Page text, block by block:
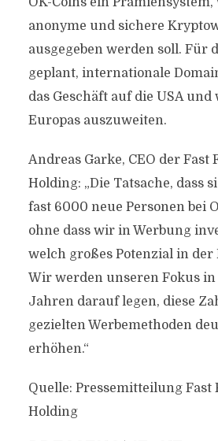
anonyme und sichere
ausgegeben werden soll. Für
geplant, internationale
das Geschäft auf die USA und
Europas auszuweiten.
Andreas Garke, CEO der Fast
Holding: „Die Tatsache, dass
fast 6000 neue Personen bei
ohne dass wir in Werbung
welch großes Potenzial in der
Wir werden unseren Fokus
Jahren darauf legen, diese
gezielten Werbemethoden
erhöhen.“
Quelle: Pressemitteilung Fast
Holding